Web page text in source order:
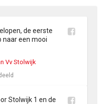
de eerste
naar een mooi
Stolwijk 1 en de